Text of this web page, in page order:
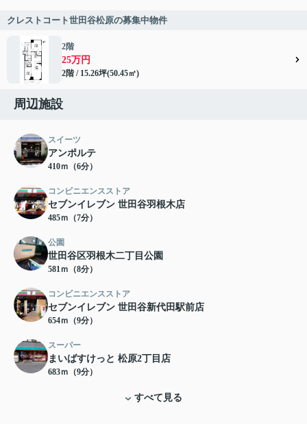
クレストコート世田谷松原の募集中物件
2階
25万円
2階 / 15.26坪(50.45㎡)
周辺施設
スイーツ
アンポルテ
410ｍ（6分）
コンビニエンスストア
セブンイレブン 世田谷羽根木店
485ｍ（7分）
公園
世田谷区羽根木二丁目公園
581ｍ（8分）
コンビニエンスストア
セブンイレブン 世田谷新代田駅前店
654ｍ（9分）
スーパー
まいばすけっと 松原2丁目店
683ｍ（9分）
すべて見る